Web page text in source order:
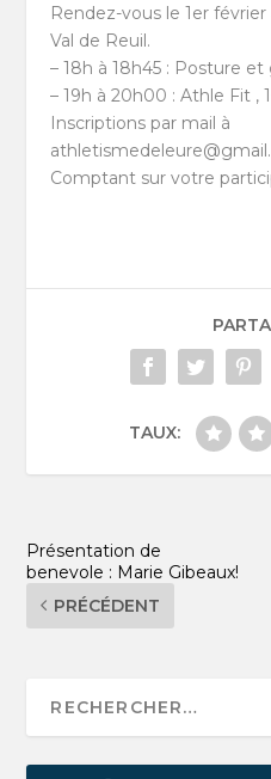
Rendez-vous le 1er
Val de Reuil.
– 18h à 18h45 : Posture
– 19h à 20h00 : Athle Fit ,
Inscriptions par mail à
Comptant sur votre
TAUX:
Présentation de
benevole : Marie Gibeaux!
PRÉCÉDENT